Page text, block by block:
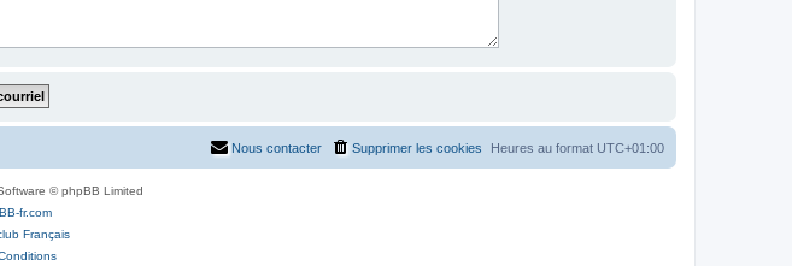
Heures au format UTC+01:00
Supprimer les cookies
Nous contacter
© phpBB Limited
fr.com
Français